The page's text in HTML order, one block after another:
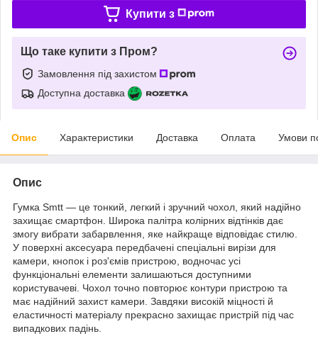
Купити з
Що таке купити з Пром?
Замовлення під захистом
Доступна доставка
Опис Характеристики Доставка Оплата Умови
Опис
Гумка Smtt — це тонкий, легкий і зручний чохол, який надійно
захищає смартфон. Широка палітра колірних відтінків дає
змогу вибрати забарвлення, яке найкраще відповідає стилю.
У поверхні аксесуара передбачені спеціальні вирізи для
камери, кнопок і роз'ємів пристрою, водночас усі
функціональні елементи залишаються доступними
користувачеві. Чохол точно повторює контури пристрою та
має надійний захист камери. Завдяки високій міцності й
еластичності матеріалу прекрасно захищає пристрій під час
випадкових падінь.